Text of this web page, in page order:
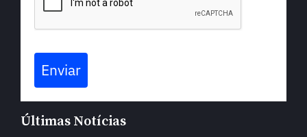
Enviar
Últimas Notícias